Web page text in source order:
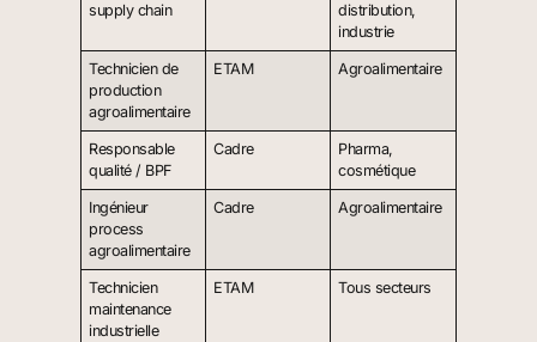
supply chain
distribution,
industrie
Technicien de
production
agroalimentaire
ETAM Agroalimentaire
Responsable
qualité / BPF
Cadre
Pharma,
cosmétique
Ingénieur
process
agroalimentaire
Cadre Agroalimentaire
Technicien
maintenance
industrielle
ETAM Tous secteurs